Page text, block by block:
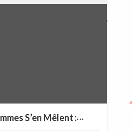
F
estival Les Femmes S’en Mêlent :: Saint-Lô [Le Normandy] :: 29 avril 2005